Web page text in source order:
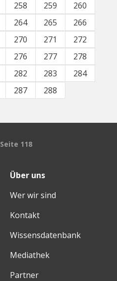
258 259
260
264 265
266
270 271
272
276 277
278
282 283
284
287 288
Seite 118
Über uns
Wer wir sind
Kontakt
Wissensdatenbank
Mediathek
Partner